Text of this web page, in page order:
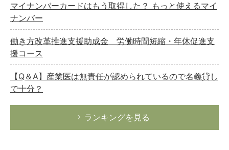
マイナンバーカードはもう取得した？ もっと使えるマイ
ナンバー
働き方改革推進支援助成金 労働時間短縮・年休促進支
援コース
【Q＆A】産業医は無責任が認められているので名義貸し
で十分？
ランキングを見る